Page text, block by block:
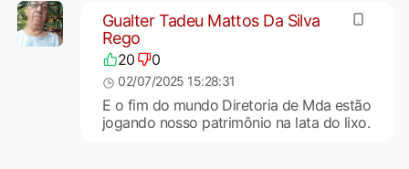
Gualter Tadeu Mattos Da Silva
Rego
20 0
02/07/2025 15:28:31
E o fim do mundo Diretoria de Mda estão
jogando nosso patrimônio na lata do lixo.